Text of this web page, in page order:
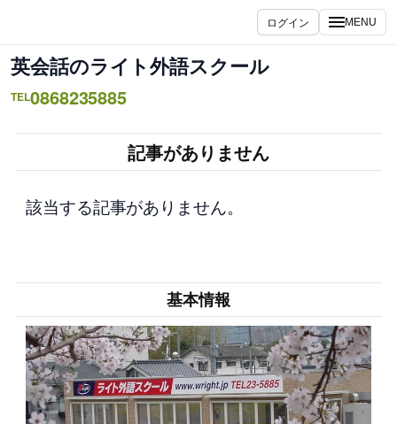
を
ス
キ
ログイン MENU
英会話のライト外語スクール
TEL0868235885
記事がありません
該当する記事がありません。
基本情報